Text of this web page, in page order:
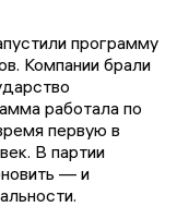
программу
Компании брали
работала по
первую в
В партии
— и